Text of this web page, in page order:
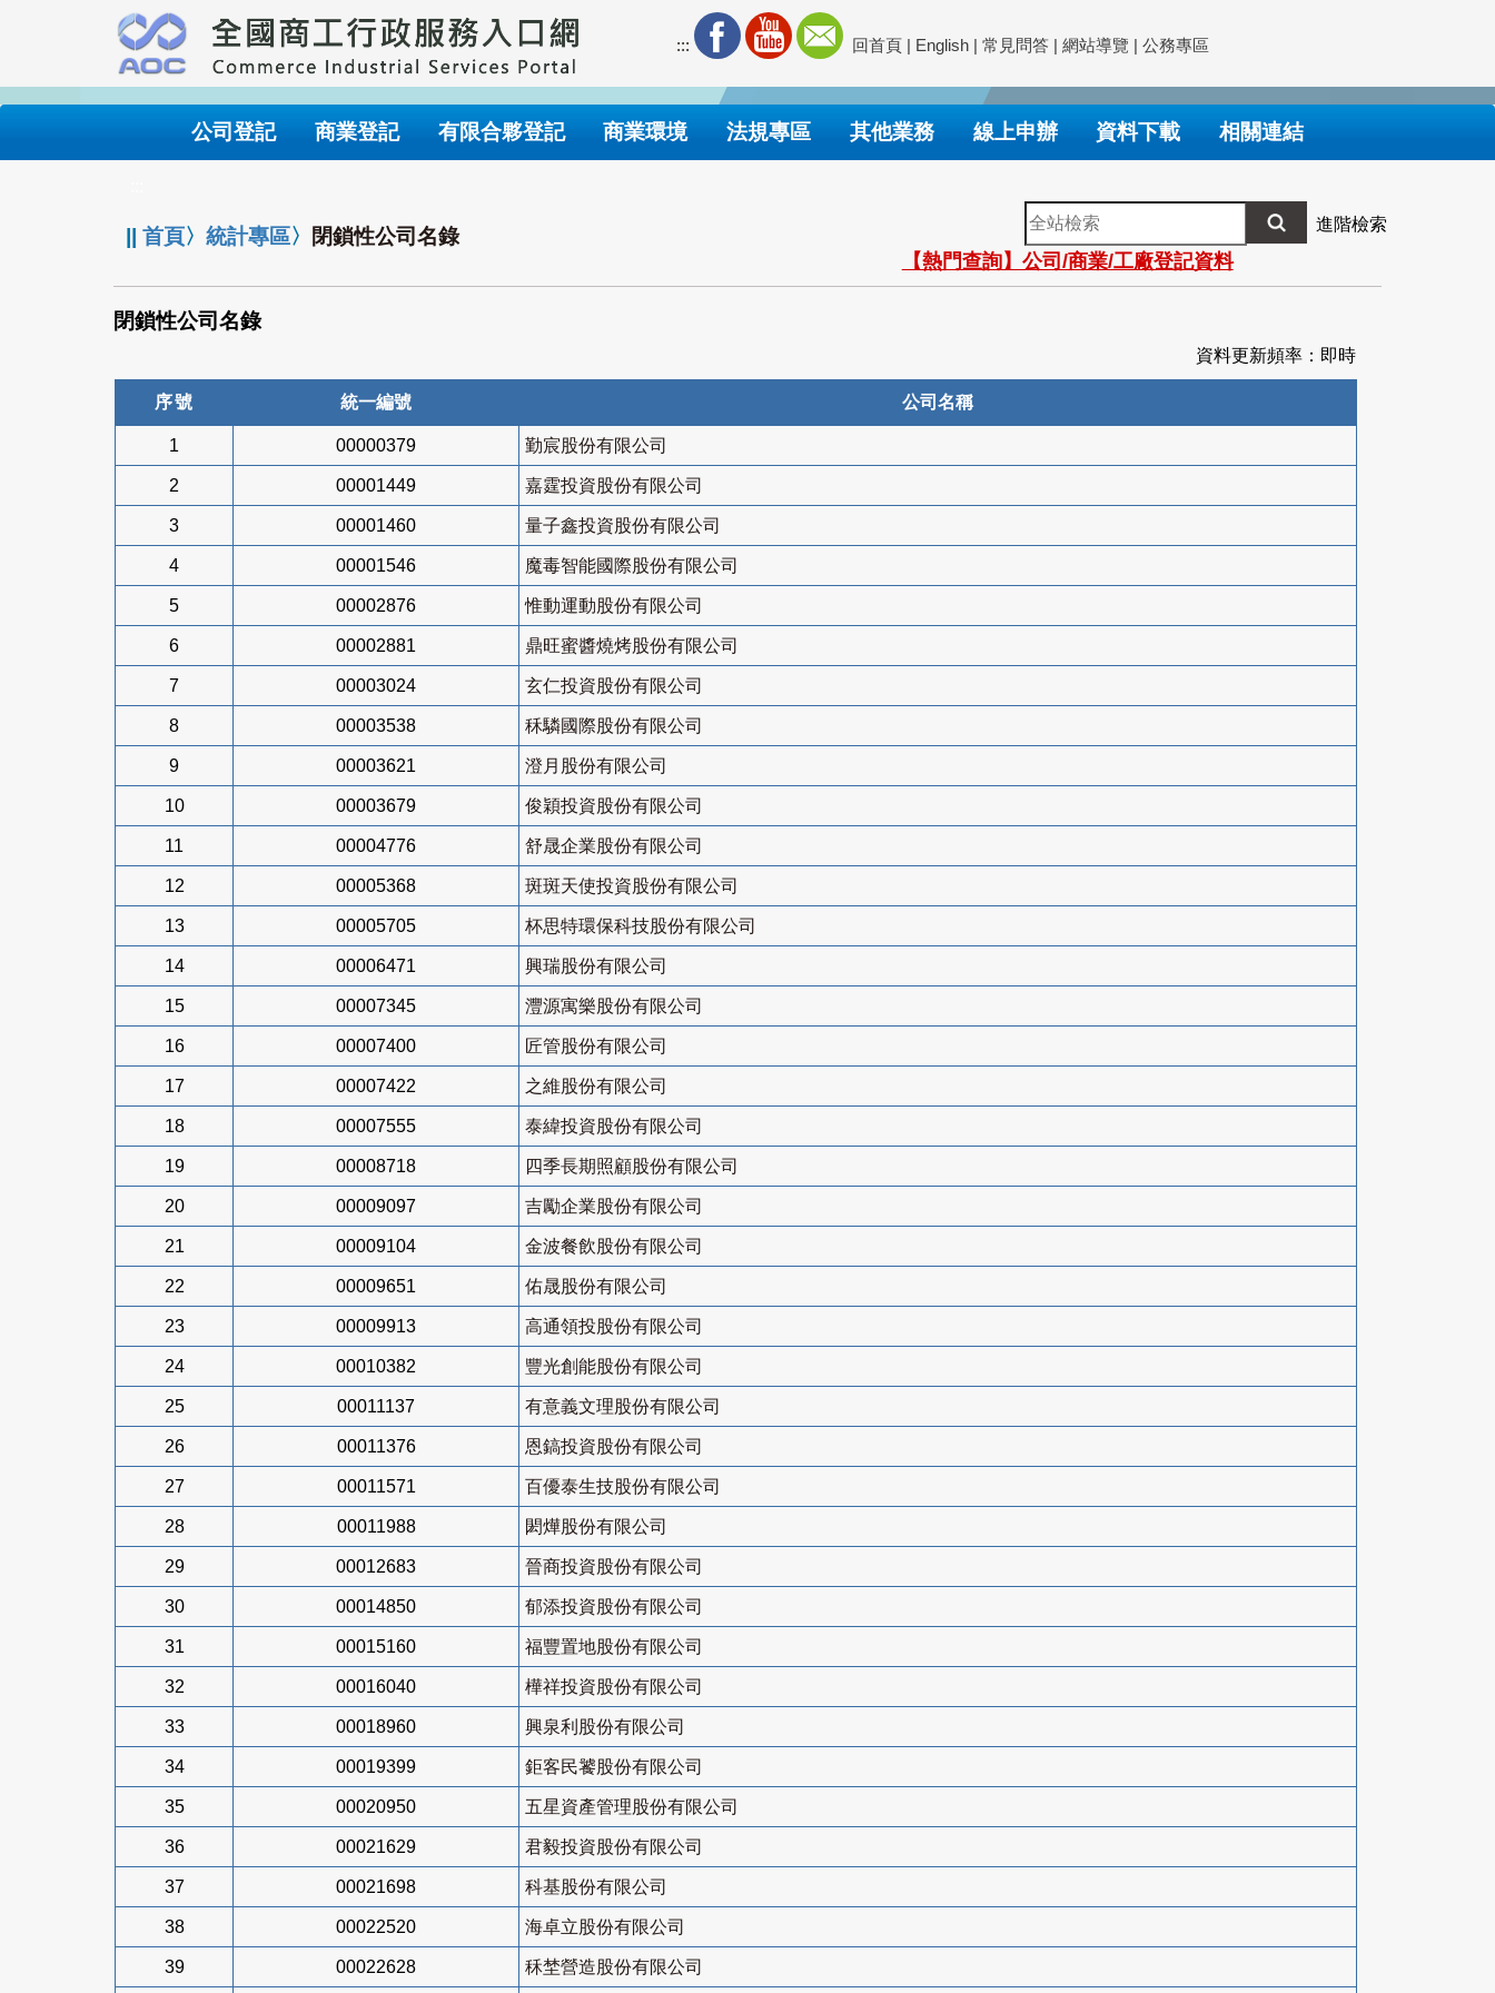
要
內
::: 回首頁 | English | 常見問答 | 網站導覽 | 公務專區
公司登記 商業登記 有限合夥登記 商業環境 法規專區 其他業務 線上申辦 資料下載 相關連結
||首頁〉統計專區〉 閉鎖性公司名錄
全
站
檢
索
進階檢索
【熱門查詢】公司/商業/工廠登記資料
閉鎖性公司名錄
資料更新頻率：即時
序號 統一編號 公司名稱
1 00000379 勤宸股份有限公司
2 00001449 嘉霆投資股份有限公司
3 00001460 量子鑫投資股份有限公司
4 00001546 魔毒智能國際股份有限公司
5 00002876 惟動運動股份有限公司
6 00002881 鼎旺蜜醬燒烤股份有限公司
7 00003024 玄仁投資股份有限公司
8 00003538 秝驎國際股份有限公司
9 00003621 澄月股份有限公司
10 00003679 俊穎投資股份有限公司
11 00004776 舒晟企業股份有限公司
12 00005368 斑斑天使投資股份有限公司
13 00005705 杯思特環保科技股份有限公司
14 00006471 興瑞股份有限公司
15 00007345 灃源寓樂股份有限公司
16 00007400 匠管股份有限公司
17 00007422 之維股份有限公司
18 00007555 泰緯投資股份有限公司
19 00008718 四季長期照顧股份有限公司
20 00009097 吉勵企業股份有限公司
21 00009104 金波餐飲股份有限公司
22 00009651 佑晟股份有限公司
23 00009913 高通領投股份有限公司
24 00010382 豐光創能股份有限公司
25 00011137 有意義文理股份有限公司
26 00011376 恩鎬投資股份有限公司
27 00011571 百優泰生技股份有限公司
28 00011988 閎燁股份有限公司
29 00012683 晉商投資股份有限公司
30 00014850 郁添投資股份有限公司
31 00015160 福豐置地股份有限公司
32 00016040 樺祥投資股份有限公司
33 00018960 興泉利股份有限公司
34 00019399 鉅客民饕股份有限公司
35 00020950 五星資產管理股份有限公司
36 00021629 君毅投資股份有限公司
37 00021698 科基股份有限公司
38 00022520 海卓立股份有限公司
39 00022628 秝埜營造股份有限公司